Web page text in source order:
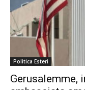
Politica Esteri
Gerusalemme,